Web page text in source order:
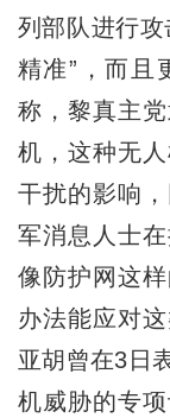
列部队进行攻
精准”，而且
称，黎真主
机，这种无
干扰的影响
军消息人士
像防护网这
办法能应对
亚胡曾在3日
机威胁的专